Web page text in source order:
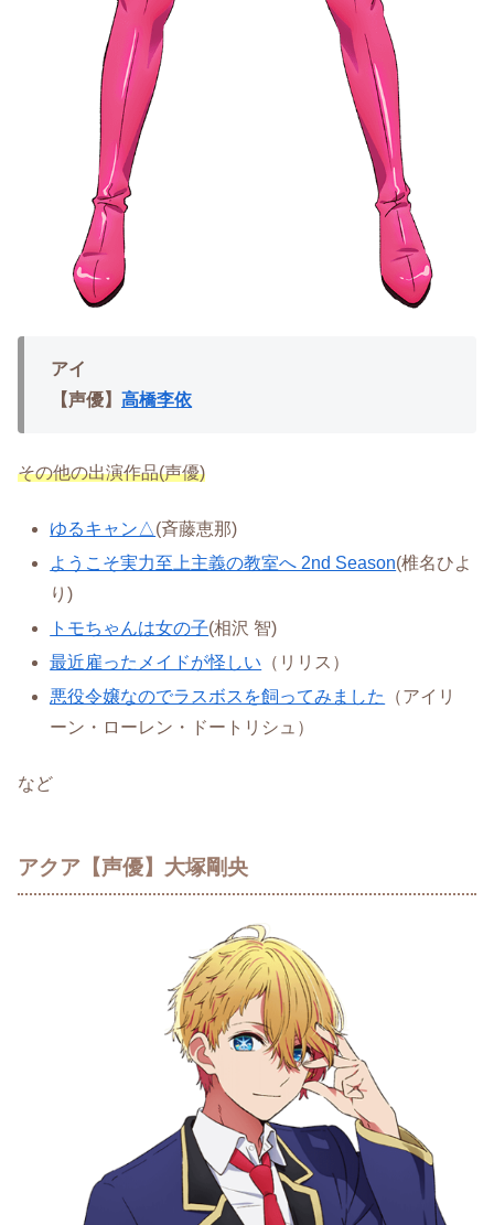
アイ
【声優】 高橋李依
その他の出演作品(声優)
ゆるキャン△(斉藤恵那)
ようこそ実力至上主義の教室へ 2nd Season(椎名ひよ
り)
トモちゃんは女の子(相沢 智)
最近雇ったメイドが怪しい （リリス）
悪役令嬢なのでラスボスを飼ってみました
（アイリ
ーン・ローレン・ドートリシュ）
など
アクア【声優】大塚剛央